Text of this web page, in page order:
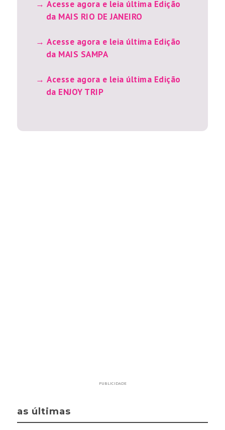
Acesse agora e leia última Edição
da MAIS RIO DE JANEIRO
Acesse agora e leia última Edição
da MAIS SAMPA
Acesse agora e leia última Edição
da ENJOY TRIP
PUBLICIDADE
as últimas